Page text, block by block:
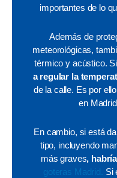
importantes de lo
Además de
meteorológicas,
térmico y acústico.
a regular la
de la calle. Es por
en
En cambio, si está
tipo, incluyendo
más graves,
goteras Madrid. Si